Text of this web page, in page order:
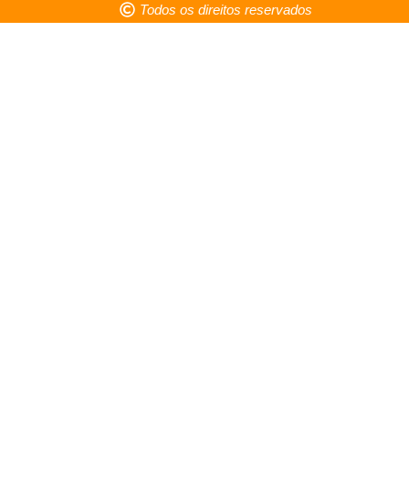
Todos os direitos reservados